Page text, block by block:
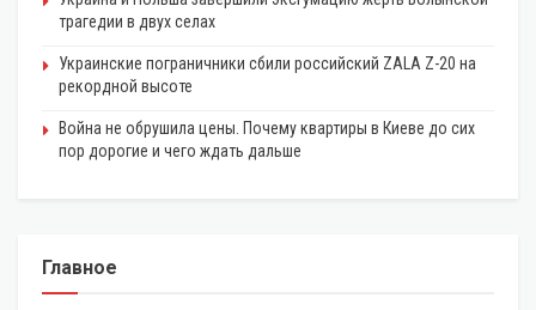
трагедии в двух селах
Украинские пограничники сбили российский ZALA Z-20 на
рекордной высоте
Война не обрушила цены. Почему квартиры в Киеве до сих
пор дорогие и чего ждать дальше
Главное
КРИПТОВАЛЮТА